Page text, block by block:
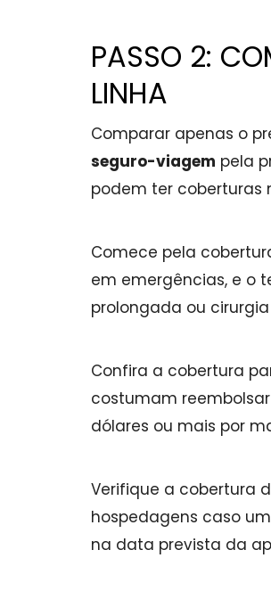
PASSO 2:
LINHA
Comparar apenas o
seguro-viagem pela
podem ter coberturas
Comece pela
em emergências, e o
prolongada ou
Confira a cobertura
costumam reembolsar
dólares ou mais por
Verifique a cobertura
hospedagens caso
na data prevista da